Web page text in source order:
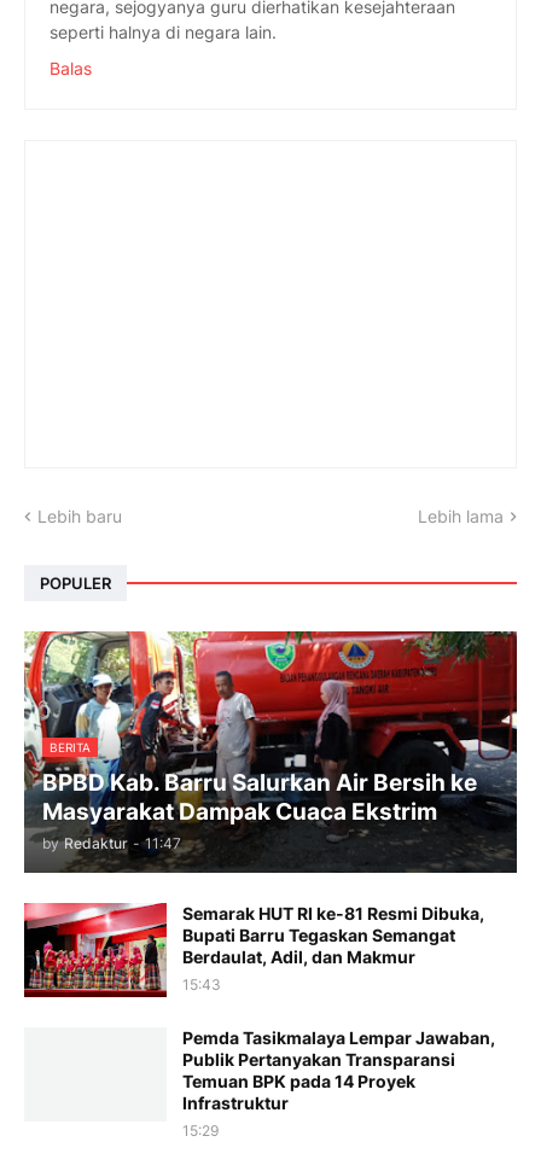
negara, sejogyanya guru dierhatikan kesejahteraan
seperti halnya di negara lain.
Balas
Lebih baru Lebih lama
POPULER
BERITA
BPBD Kab. Barru Salurkan Air Bersih ke
Masyarakat Dampak Cuaca Ekstrim
by Redaktur - 11:47
Semarak HUT RI ke-81 Resmi Dibuka,
Bupati Barru Tegaskan Semangat
Berdaulat, Adil, dan Makmur
15:43
Pemda Tasikmalaya Lempar Jawaban,
Publik Pertanyakan Transparansi
Temuan BPK pada 14 Proyek
Infrastruktur
15:29